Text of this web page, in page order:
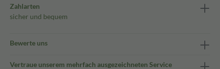
Zahlarten
sicher und bequem
Bewerte uns
Vertraue unserem mehrfach ausgezeichneten Service